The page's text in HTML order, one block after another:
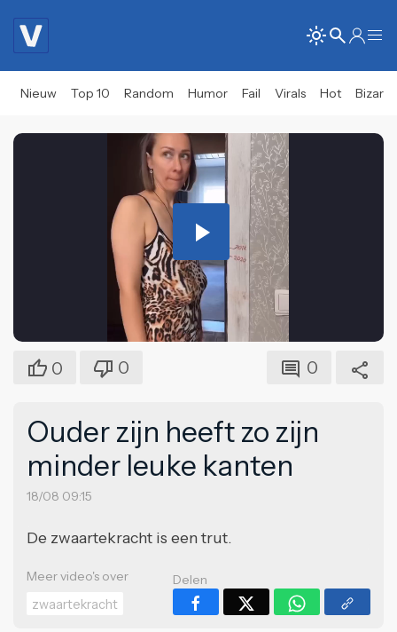
Nieuw Top 10 Random Humor Fail Virals Hot Bizar
Play
Video
0 0 0
Ouder zijn heeft zo zijn
minder leuke kanten
18/08 09:15
De zwaartekracht is een trut.
Meer video's over
zwaartekracht
Delen